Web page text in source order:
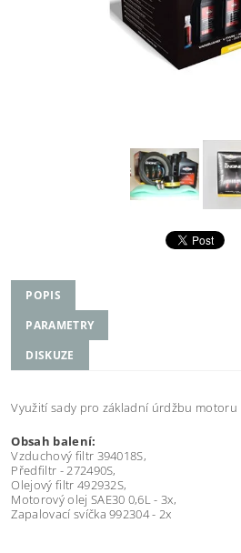
POPIS
PARAMETRY
DISKUZE
Využití sady pro základní úrdžbu motoru
Obsah balení:
Vzduchový filtr 394018S,
Předfiltr - 272490S,
Olejový filtr 492932S,
Motorový olej SAE30 0,6L - 3x,
Zapalovací svíčka 992304 - 2x